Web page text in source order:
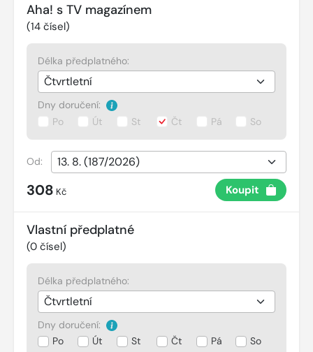
Aha! s TV magazínem
(14 čísel)
Délka předplatného:
Dny doručení:
Po
Út St Čt Pá So
Od:
308 Kč Koupit
Vlastní předplatné
(0 čísel)
Délka předplatného:
Dny doručení:
Po
Út St Čt Pá So